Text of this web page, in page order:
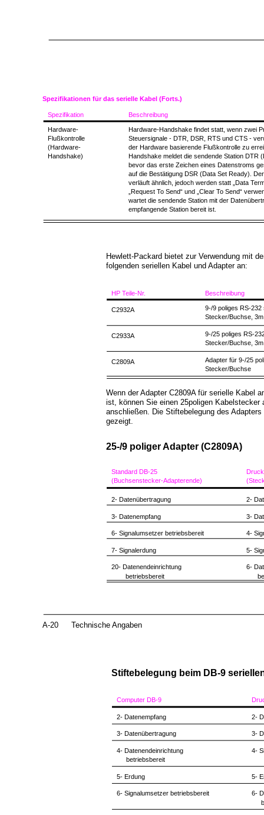
A-20 Technische Angaben
Hewlett-Packard bietet zur Verwendung mit
folgenden seriellen Kabel und Adapter an:
Wenn der Adapter C2809A für serielle Kabel
ist, können Sie einen 25poligen Kabelstecker
anschließen. Die Stiftebelegung des
gezeigt.
25-/9 poliger Adapter (C2809A)
Hardware-
Flußkontrolle
(Hardware-
Handshake)
Hardware-Handshake findet statt, wenn zwei
Steuersignale - DTR, DSR, RTS und CTS -
der Hardware basierende Flußkontrolle zu
Handshake meldet die sendende Station DTR
bevor das erste Zeichen eines Datenstroms
auf die Bestätigung DSR (Data Set Ready).
verläuft ähnlich, jedoch werden statt „Data
„Request To Send“ und „Clear To Send“
wartet die sendende Station mit der
empfangende Station bereit ist.
HP Teile-Nr. Beschreibung
C2932A
9-/9 poliges RS-232
Stecker/Buchse, 3m
C2933A
9-/25 poliges RS-
Stecker/Buchse, 3m
C2809A
Adapter für 9-/25
Stecker/Buchse
Standard DB-25
(Buchsenstecker-Adapterende)
2- Datenübertragung 2-
3- Datenempfang 3-
6- Signalumsetzer betriebsbereit 4-
7- Signalerdung 5-
20- Datenendeinrichtung
betriebsbereit
6-
Spezifikationen für das serielle Kabel (Forts.)
Spezifikation Beschreibung
Stiftebelegung beim DB-9
Computer DB-9
2- Datenempfang 2-
3- Datenübertragung 3-
4- Datenendeinrichtung
betriebsbereit
4-
5- Erdung 5-
6- Signalumsetzer betriebsbereit
6-